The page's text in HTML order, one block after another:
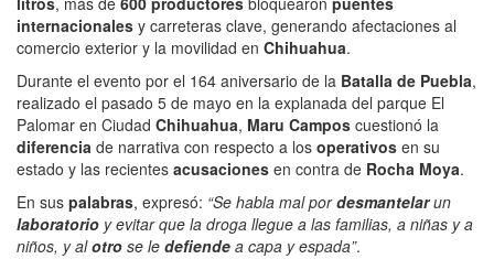
internacionales y carreteras clave, generando afectaciones al
comercio exterior y la movilidad en Chihuahua.
Durante el evento por el 164 aniversario de la Batalla de Puebla,
realizado el pasado 5 de mayo en la explanada del parque El
Palomar en Ciudad Chihuahua, Maru Campos cuestionó la
diferencia de narrativa con respecto a los operativos en su
estado y las recientes acusaciones en contra de Rocha Moya.
En sus palabras, expresó: “Se habla mal pordesmantelarun
laboratorio y evitar que la droga llegue a las familias, a niñas y a
niños, y alotro se le defiende a capa y espada”.